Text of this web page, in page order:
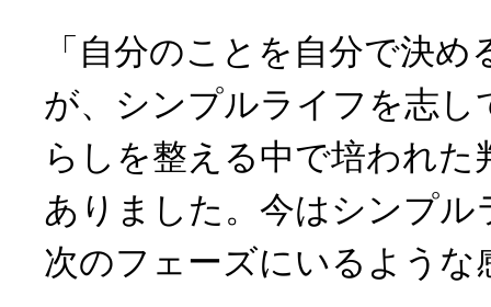
「自分のことを自分で決
が、シンプルライフを志し
らしを整える中で培われた
ありました。今はシンプル
次のフェーズにいるような